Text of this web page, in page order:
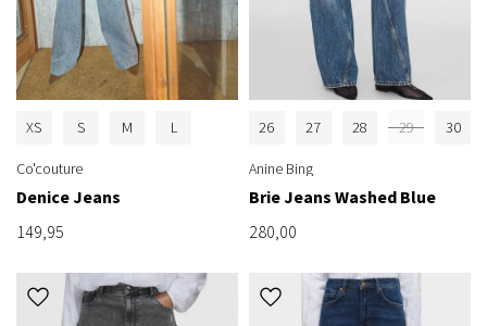
XS S M L
Co'couture
Denice Jeans
149,95
26 27 28 29 30
Anine Bing
Brie Jeans Washed Blue
280,00